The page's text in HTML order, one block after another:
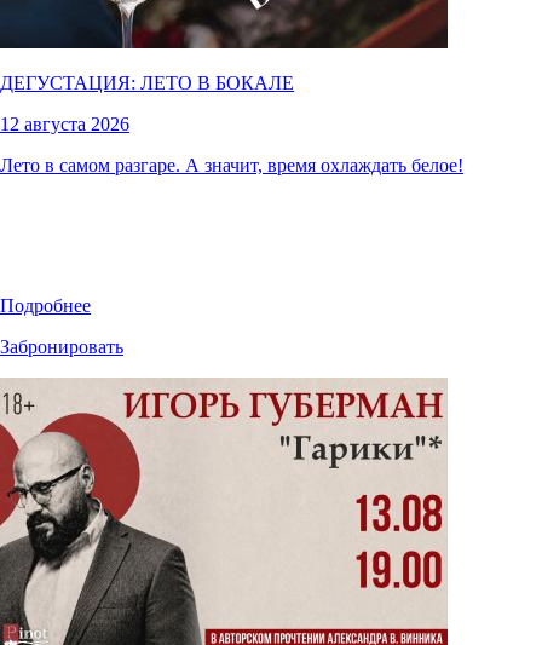
ДЕГУСТАЦИЯ: ЛЕТО В БОКАЛЕ
12 августа 2026
Лето в самом разгаре. А значит, время охлаждать белое!
Подробнее
Забронировать